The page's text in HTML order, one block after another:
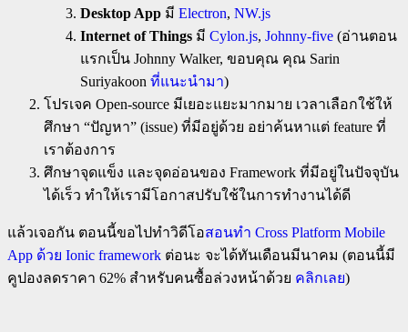
Desktop App มี Electron, NW.js
Internet of Things มี Cylon.js, Johnny-five (อ่านตอน
แรกเป็น Johnny Walker, ขอบคุณ คุณ Sarin
Suriyakoon ที่แนะนำมา)
โปรเจค Open-source มีเยอะแยะมากมาย เวลาเลือกใช้ให้
ศึกษา “ปัญหา” (issue) ที่มีอยู่ด้วย อย่าค้นหาแต่ feature ที่
เราต้องการ
ศึกษาจุดแข็ง และจุดอ่อนของ Framework ที่มีอยู่ในปัจจุบัน
ได้เร็ว ทำให้เรามีโอกาสปรับใช้ในการทำงานได้ดี
แล้วเจอกัน ตอนนี้ขอไปทำวิดีโอสอนทำ Cross Platform Mobile
App ด้วย Ionic framework ต่อนะ จะได้ทันเดือนมีนาคม (ตอนนี้มี
คูปองลดราคา 62% สำหรับคนซื้อล่วงหน้าด้วย คลิกเลย)